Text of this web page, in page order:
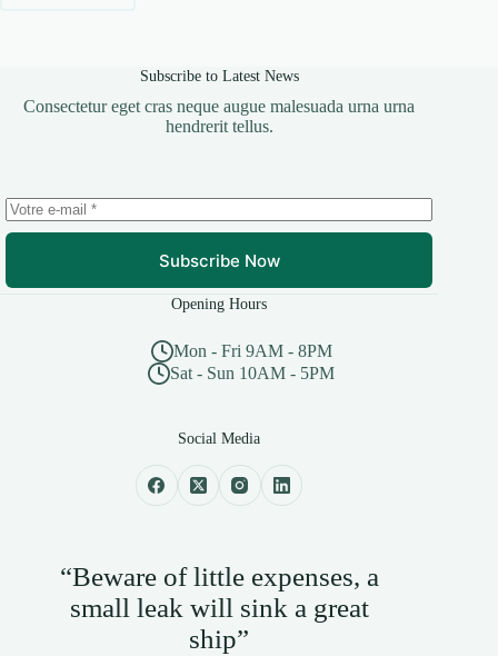
Subscribe to Latest News
Consectetur eget cras neque augue malesuada urna urna
hendrerit tellus.
Subscribe Now
Opening Hours
Mon - Fri 9AM - 8PM
Sat - Sun 10AM - 5PM
Social Media
“Beware of little expenses, a
small leak will sink a great
ship”